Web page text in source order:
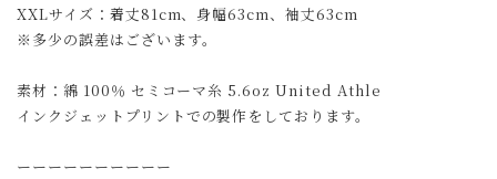
XXLサイズ：着丈81cm、身幅63cm、袖丈63cm
※多少の誤差はございます。
素材：綿 100％ セミコーマ糸 5.6oz United Athle
インクジェットプリントでの製作をしております。
ーーーーーーーーーー